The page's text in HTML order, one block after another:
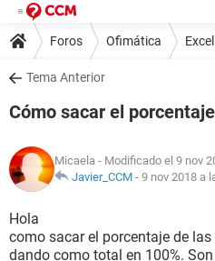
Foros Ofimática Excel
Tema Anterior
Cómo sacar el porcentaje
Micaela - Modificado el 9 nov
Javier_CCM - 9 nov 2018 a
Hola
como sacar el porcentaje de
dando como total en 100%.